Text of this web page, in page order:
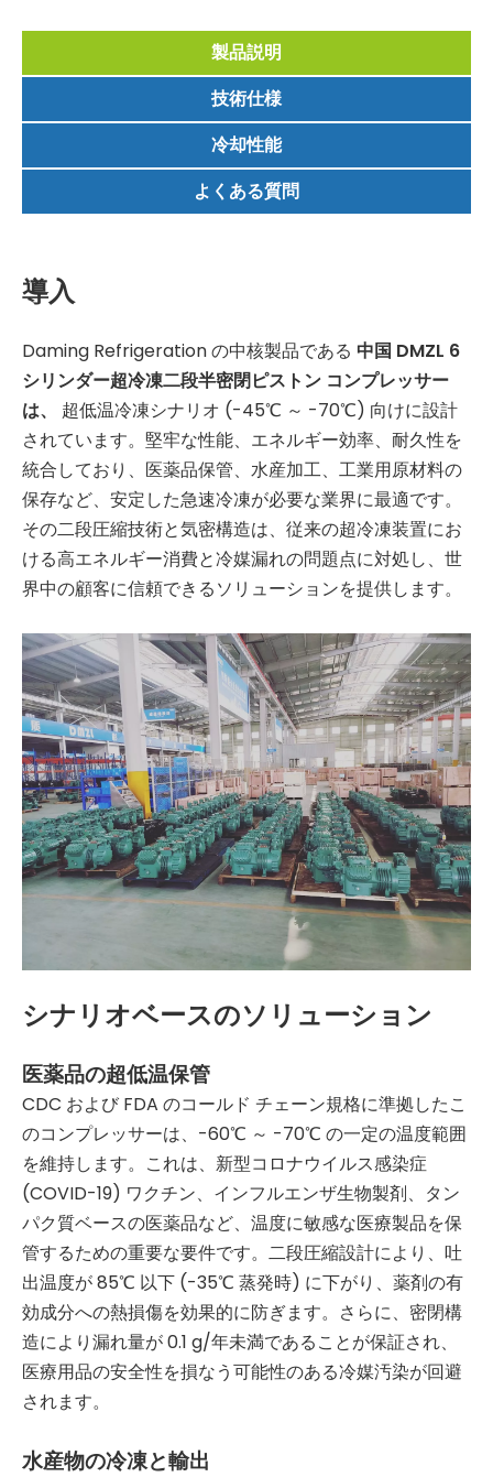
製品説明
技術仕様
冷却性能
よくある質問
導入
Daming Refrigeration の中核製品である 中国 DMZL 6
シリンダー超冷凍二段半密閉ピストン コンプレッサー
は、
超低温冷凍シナリオ (-45℃ ～ -70℃) 向けに設計
されています。堅牢な性能、エネルギー効率、耐久性を
統合しており、医薬品保管、水産加工、工業用原材料の
保存など、安定した急速冷凍が必要な業界に最適です。
その二段圧縮技術と気密構造は、従来の超冷凍装置にお
ける高エネルギー消費と冷媒漏れの問題点に対処し、世
界中の顧客に信頼できるソリューションを提供します。
シナリオベースのソリューション
医薬品の超低温保管
CDC および FDA のコールド チェーン規格に準拠したこ
のコンプレッサーは、-60℃ ～ -70℃ の一定の温度範囲
を維持します。これは、新型コロナウイルス感染症
(COVID-19) ワクチン、インフルエンザ生物製剤、タン
パク質ベースの医薬品など、温度に敏感な医療製品を保
管するための重要な要件です。二段圧縮設計により、吐
出温度が 85℃ 以下 (-35℃ 蒸発時) に下がり、薬剤の有
効成分への熱損傷を効果的に防ぎます。さらに、密閉構
造により漏れ量が 0.1 g/年未満であることが保証され、
医療用品の安全性を損なう可能性のある冷媒汚染が回避
されます。
水産物の冷凍と輸出